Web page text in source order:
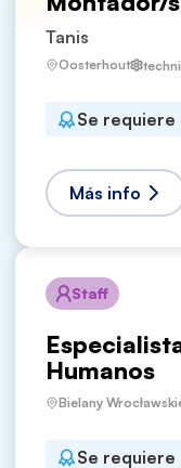
Tanis
Oosterhout
Se
Más info
Staff
Humanos
Bielany
Se